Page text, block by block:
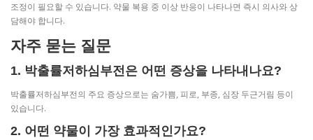
조정이 필요할 수 있습니다. 약물 복용 중 이상 반응이 나타나면 즉시 의사와 상
담해야 합니다.
자주 묻는 질문
1. 박출률저하심부전은 어떤 증상을 나타내나요?
박출률저하심부전의 주요 증상으로는 숨가쁨, 피로, 부종, 심장 두근거림 등이
있습니다.
2. 어떤 약물이 가장 효과적인가요?